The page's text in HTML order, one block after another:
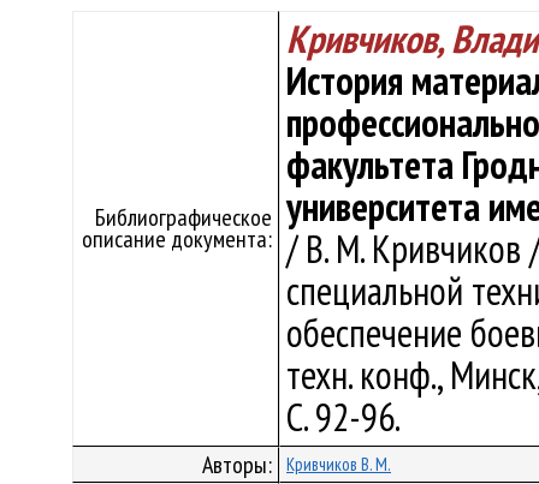
Библиографическое
описание документа:
Кривчиков,
История
факультета
университета
/ В. М. Кривчиков
специальной
обеспечение
техн. конф.,
С. 92-96.
Авторы: Кривчиков В. М.